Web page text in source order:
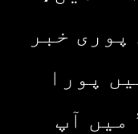
خبر
پورا
میں آپ